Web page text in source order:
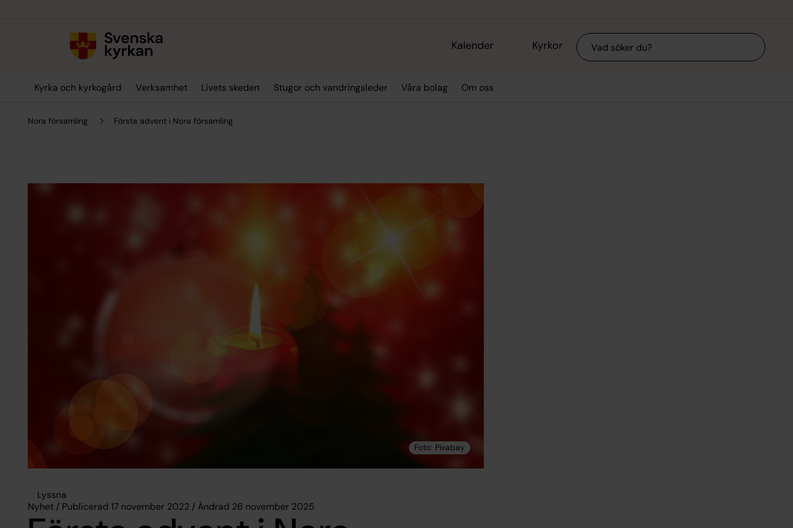
Kalender Kyrkor Sök
Kyrka och kyrkogård Verksamhet Livets skeden Stugor och vandringsleder Våra bolag Om oss
Nora församling Första advent i Nora församling
Lyssna
Nyhet / Publicerad 17 november 2022 / Ändrad 26 november 2025